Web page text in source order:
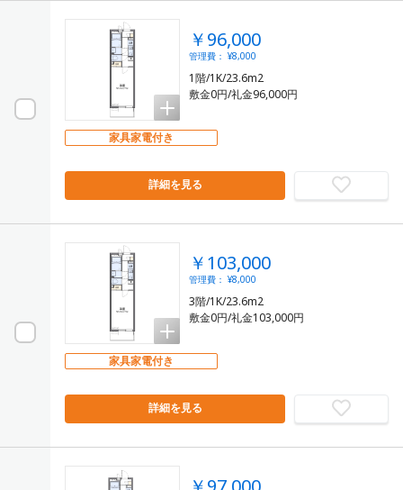
￥96,000
管理費： ¥8,000
1階/1K/23.6m2
敷金0円/礼金96,000円
家具家電付き
詳細を見る
￥103,000
管理費： ¥8,000
3階/1K/23.6m2
敷金0円/礼金103,000円
家具家電付き
詳細を見る